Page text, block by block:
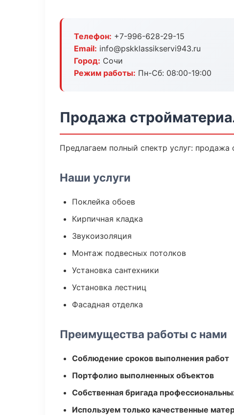
Телефон: +7-996-628-29-15
Email: info@pskklassikservi943.ru
Город: Сочи
Режим работы: Пн-Сб: 08:00-19:00
Продажа
Предлагаем полный спектр услуг:
Наши услуги
Поклейка обоев
Кирпичная кладка
Звукоизоляция
Монтаж подвесных потолков
Установка сантехники
Установка лестниц
Фасадная отделка
Преимущества работы с нами
Соблюдение сроков выполнения работ
Портфолио выполненных объектов
Собственная бригада
Используем только качественные